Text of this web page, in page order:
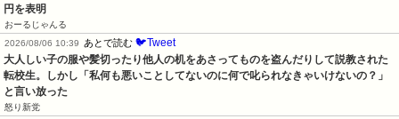
円を表明
おーるじゃんる
2026/08/06 10:39
あとで読む 🐦Tweet
大人しい子の服や髪切ったり他人の机をあさってものを盗んだりして説教された
転校生。しかし「私何も悪いことしてないのに何で叱られなきゃいけないの？」
と言い放った
怒り新党